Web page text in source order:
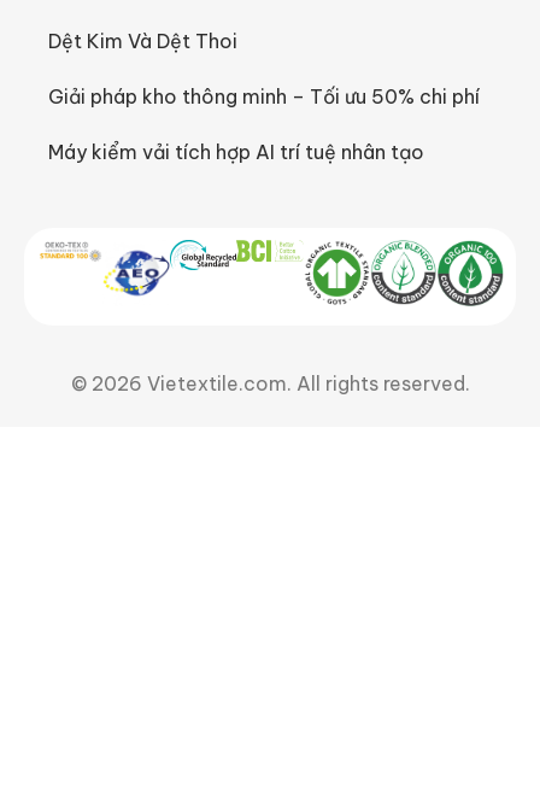
Dệt Kim Và Dệt Thoi
Giải pháp kho thông minh – Tối ưu 50% chi phí
Máy kiểm vải tích hợp AI trí tuệ nhân tạo
© 2026 Vietextile.com. All rights reserved.